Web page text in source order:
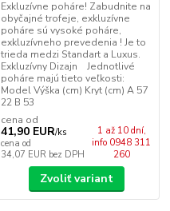
Exkluzívne poháre! Zabudnite na
obyčajné trofeje, exkluzívne
poháre sú vysoké poháre,
exkluzívneho prevedenia ! Je to
trieda medzi Standart a Luxus.
Exkluzívny Dizajn Jednotlivé
poháre majú tieto veľkosti:
Model Výška (cm) Kryt (cm) A 57
22 B 53
cena od
41,90 EUR/ks
cena od
34,07 EUR bez DPH
1 až 10 dní,
info 0948 311
260
Zvoliť variant